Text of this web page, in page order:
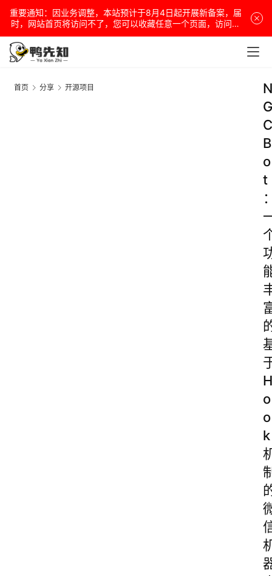
重要通知：因业务调整，本站预计于8月4日起开展新备案，届
时，网站首页将访问不了，您可以收藏任意一个页面，访问网
站！
首页 分享 开源项目
N
G
C
B
o
t
H
o
o
k